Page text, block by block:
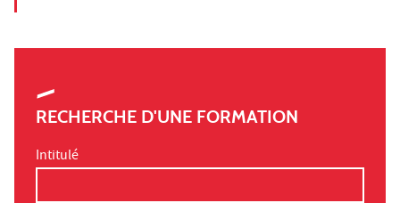
RECHERCHE D'UNE FORMATION
Intitulé